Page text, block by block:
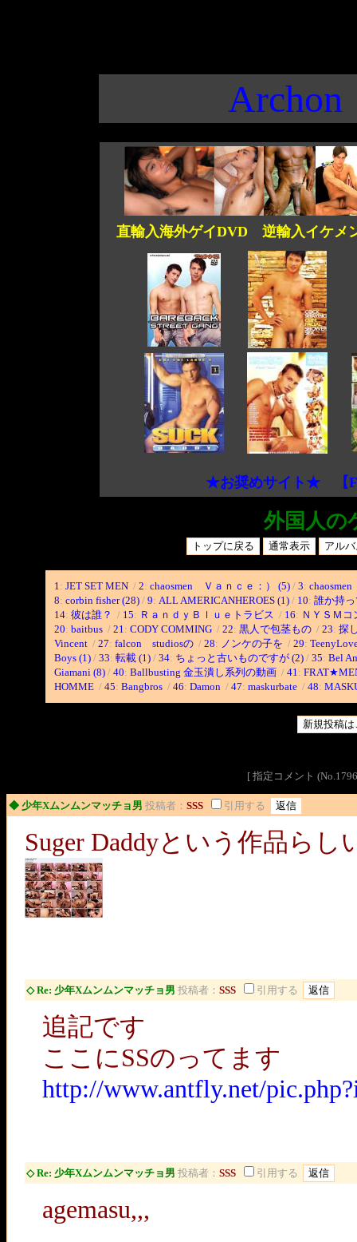
Archon
直輸入海外ゲイDVD 逆輸入イケ
★お奨めサイト★ 【
外国人の
1: JET SET MEN / 2: chaosmen Ｖａｎｃｅ：） (5) / 3: chaosmen
8: corbin fisher (28) / 9: ALL AMERICANHEROES (1) / 10: 誰か持
14: 彼は誰？ / 15: ＲａｎｄｙＢｌｕｅトラビス / 16: ＮＹＳＭ
20: baitbus / 21: CODY COMMING / 22: 黒人で包茎もの / 23: 探
Vincent / 27: falcon studiosの / 28: ノンケの子を / 29:
Boys (1) / 33: 転載 (1) / 34: ちょっと古いものですが (2) / 35: Bel
Giamani (8) / 40: Ballbusting 金玉潰し系列の動画 / 41:
HOMME / 45: Bangbros / 46: Damon / 47: maskurbate / 48:
[ 指定コメント
◆ 少年Xムンムンマッチョ男 投稿者： SSS 引用する
Suger Daddyという作品ら
◇ Re: 少年Xムンムンマッチョ男 投稿者： SSS 引用する
追記です
ここにSSのってます
http://www.antfly.net/
◇ Re: 少年Xムンムンマッチョ男 投稿者： SSS 引用する
agemasu,,,